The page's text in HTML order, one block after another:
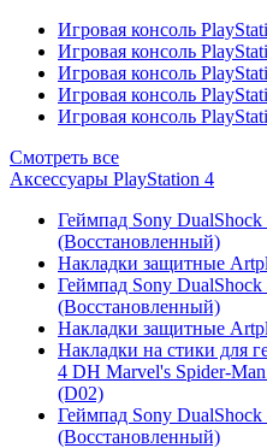
Игровая консоль
Игровая консоль
Игровая консоль
Игровая консоль
Игровая консоль
Смотреть все
Аксессуары PlayStation 4
Геймпад Sony
(Восстановленный)
Накладки защитные
Геймпад Sony
(Восстановленный)
Накладки защитные
Накладки на стики для
4 DH Marvel's Spider-
(D02)
Геймпад Sony
(Восстановленный)